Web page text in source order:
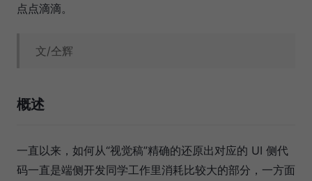
点点滴滴。
文/仝辉
概述
一直以来，如何从“视觉稿”精确的还原出对应的 UI 侧代
码一直是端侧开发同学工作里消耗比较大的部分，一方面